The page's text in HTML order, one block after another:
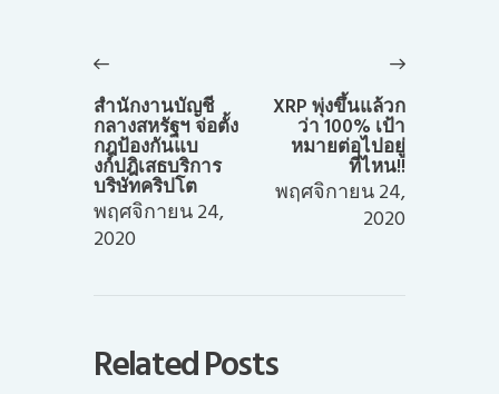
เรื่อง
post:
สำนักงานบัญชี
กลางสหรัฐฯ จ่อตั้ง
กฎป้องกันแบ
งก์ปฎิเสธบริการ
บริษัทคริปโต
พฤศจิกายน 24,
2020
XRP พุ่งขึ้นแล้วก
ว่า 100% เป้า
หมายต่อไปอยู่
ที่ไหน!!
พฤศจิกายน 24,
2020
Related Posts